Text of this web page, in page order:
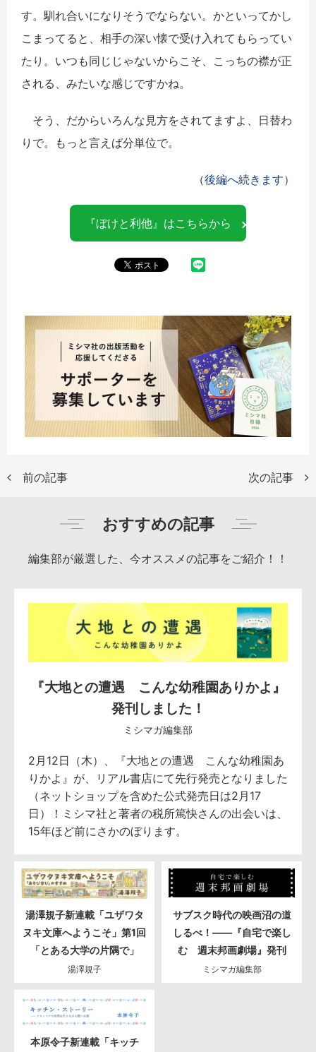
す。馴れ合いになりそうでならない。かといってかし
こまってると、相手の深い懐で受け入れてもらってい
たり。いつも同じじゃないからこそ、こっちの襟が正
される、みたいな感じですかね。
そう、だからいろんな見方をされてますよ、日替わ
りで。もっと言えば分単位で。
（後編へ続きます）
『ぼけと利他』はこちらから
前の記事 次の記事
おすすめの記事
編集部が厳選した、今オススメの記事をご紹介！！
『大地との遭遇 こんな幼稚園ありかよ』
発刊しました！
ミシマガ編集部
2月12日（木）、『大地との遭遇 こんな幼稚園あ
りかよ』が、リアル書店にて先行発売となりました
（ネットショップを含めた公式発売日は2月17
日）！ミシマ社と著者の税所篤快さんの出会いは、
15年ほど前にさかのぼります。
湯澤規子新連載「ユザワタ
ヌキ文庫へようこそ」第1回
「とある大学の片隅で」
湯澤規子
サブスク時代の映画沼の道
しるべ！――『自宅で楽し
む 週末邦画劇場』発刊
ミシマガ編集部
本原令子新連載「キッチ